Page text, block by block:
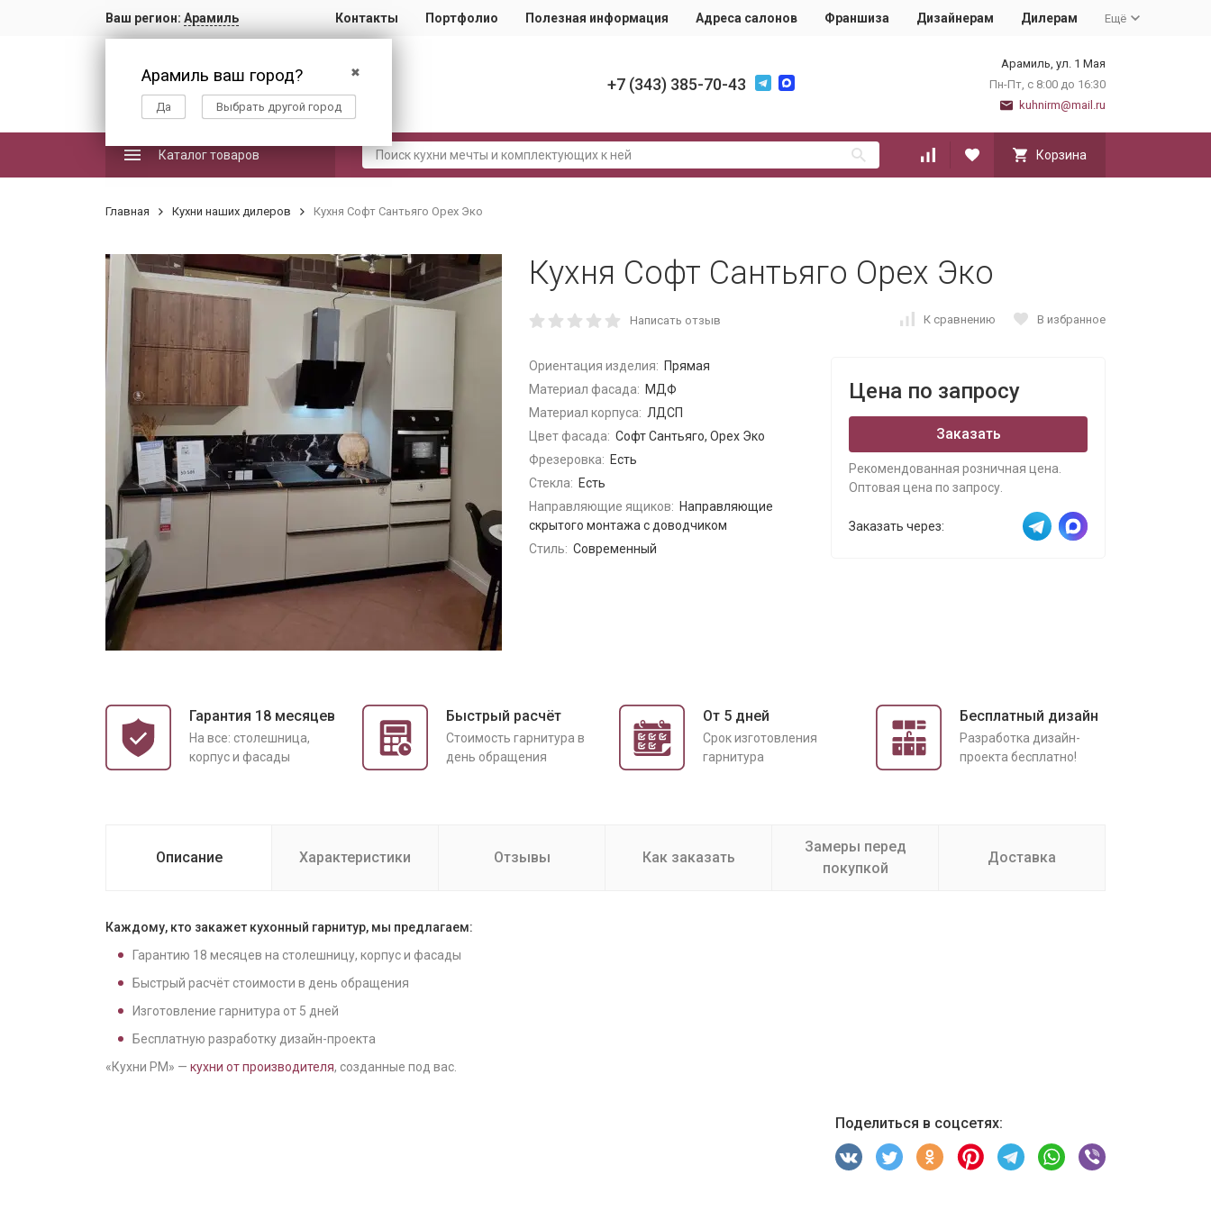
Ваш регион: Арамиль
✖
Арамиль ваш город?
Да Выбрать другой город
Контакты Портфолио Полезная информация Адреса салонов Франшиза Дизайнерам Дилерам Ещё
+7 (343) 385-70-43
Арамиль, ул. 1 Мая
Пн-Пт, с 8:00 до 16:30
kuhnirm@mail.ru
Каталог товаров Корзина
Главная Кухни наших дилеров Кухня Софт Сантьяго Орех Эко
Кухня Софт Сантьяго Орех Эко
Написать отзыв К сравнению В избранное
Ориентация изделия: Прямая
Материал фасада: МДФ
Материал корпуса: ЛДСП
Цвет фасада: Софт Сантьяго, Орех Эко
Фрезеровка: Есть
Стекла: Есть
Направляющие ящиков: Направляющие
скрытого монтажа с доводчиком
Стиль: Современный
Цена по запросу
Заказать
Рекомендованная розничная цена.
Оптовая цена по запросу.
Заказать через:
Гарантия 18 месяцев
На все: столешница,
корпус и фасады
Быстрый расчёт
Cтоимость гарнитура в
день обращения
От 5 дней
Срок изготовления
гарнитура
Бесплатный дизайн
Разработка дизайн-
проекта бесплатно!
Описание Характеристики Отзывы Как заказать
Замеры перед
покупкой
Доставка
Каждому, кто закажет кухонный гарнитур, мы предлагаем:
Гарантию 18 месяцев на столешницу, корпус и фасады
Быстрый расчёт стоимости в день обращения
Изготовление гарнитура от 5 дней
Бесплатную разработку дизайн-проекта
«Кухни РМ» — кухни от производителя, созданные под вас.
Поделиться в соцсетях: